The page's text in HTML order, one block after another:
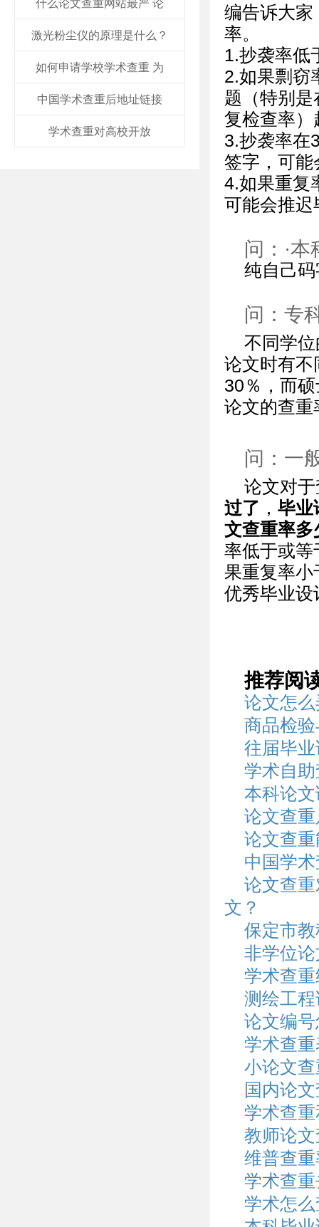
什么论文查重网站最严 论
激光粉尘仪的原理是什么？
如何申请学校学术查重 为
中国学术查重后地址链接
学术查重对高校开放
编告诉大家
率。
1.抄袭率低
2.如果剽窃
题（特别
复检查率）
3.抄袭率在
签字，可能
4.如果重复
可能会推迟
问：·
纯自己
问：专
不同学
论文时有不
30％，而
论文的查重
问：一
论文对
过了 ， 毕业
文查重率多
率低于或等
果重复率小
优秀毕业设
推荐阅
论文怎
商品检
往届毕
学术自
本科论
论文查
论文查
中国学
论文查
文？
保定市
非学位
学术查
测绘工
论文编
学术查
小论文
国内论
学术查
教师论
维普查
学术查
学术怎